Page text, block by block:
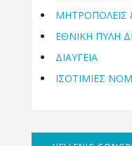
ΜΗΤΡΟΠΌΛΕΙΣ
ΕΘΝΙΚΉ ΠΎΛΗ
ΔΙΑΥΓΕΙΑ
ΙΣΟΤΙΜΙΕΣ